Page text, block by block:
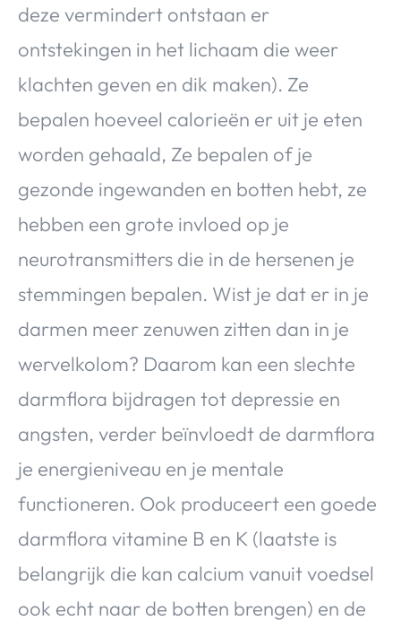
deze vermindert ontstaan er
ontstekingen in het lichaam die weer
klachten geven en dik maken). Ze
bepalen hoeveel calorieën er uit je eten
worden gehaald, Ze bepalen of je
gezonde ingewanden en botten hebt, ze
hebben een grote invloed op je
neurotransmitters die in de hersenen je
stemmingen bepalen. Wist je dat er in je
darmen meer zenuwen zitten dan in je
wervelkolom? Daarom kan een slechte
darmflora bijdragen tot depressie en
angsten, verder beïnvloedt de darmflora
je energieniveau en je mentale
functioneren. Ook produceert een goede
darmflora vitamine B en K (laatste is
belangrijk die kan calcium vanuit voedsel
ook echt naar de botten brengen) en de